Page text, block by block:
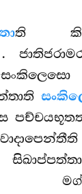
ති
.